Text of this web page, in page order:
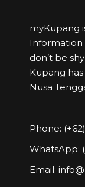
myKupang
Information
don’t be
Kupang
Nusa
Phone:
WhatsApp:
Email: